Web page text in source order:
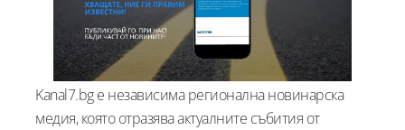
Kanal7.bg е независима регионална новинарска
медия, която отразява актуалните събития от